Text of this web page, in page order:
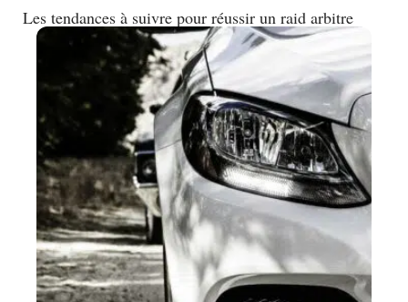
Les tendances à suivre pour réussir un raid arbitre